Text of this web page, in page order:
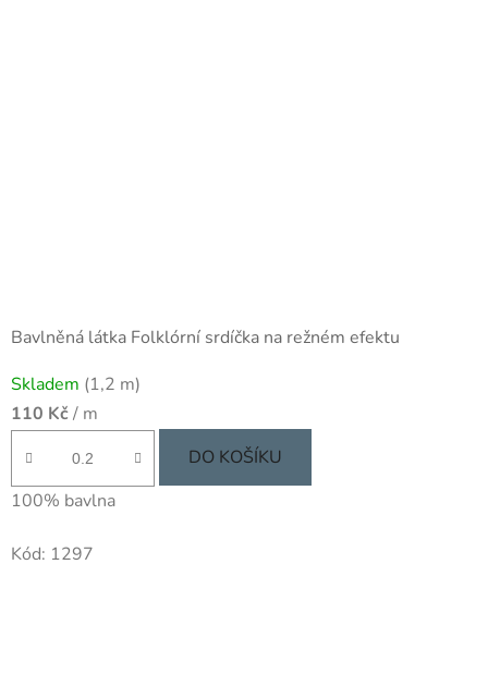
Bavlněná látka Folklórní srdíčka na režném efektu
Skladem (1,2 m)
110 Kč/ m
DO KOŠÍKU
100% bavlna
Kód: 1297